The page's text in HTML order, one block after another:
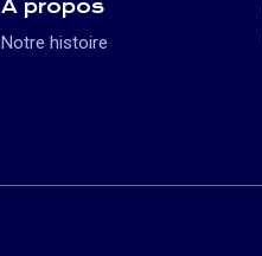
A propos
Notre histoire